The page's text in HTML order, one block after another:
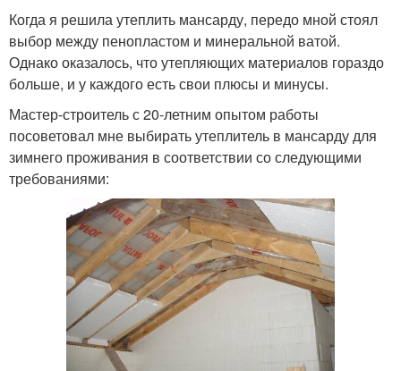
Когда я решила утеплить мансарду, передо мной стоял
выбор между пенопластом и минеральной ватой.
Однако оказалось, что утепляющих материалов гораздо
больше, и у каждого есть свои плюсы и минусы.
Мастер-строитель с 20-летним опытом работы
посоветовал мне выбирать утеплитель в мансарду для
зимнего проживания в соответствии со следующими
требованиями: